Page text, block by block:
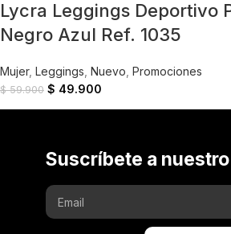
Lycra Leggings Deportivo
Negro Azul Ref. 1035
Mujer, Leggings Nuevo Promociones
$59.900 $ 49.900
Suscríbete a